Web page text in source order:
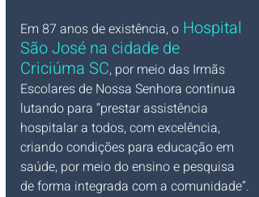
Em 87 anos de existência, o Hospital
São José na cidade de
Criciúma SC, por meio das Irmãs
Escolares de Nossa Senhora continua
lutando para “prestar assistência
hospitalar a todos, com excelência,
criando condições para educação em
saúde, por meio do ensino e pesquisa
de forma integrada com a comunidade”.